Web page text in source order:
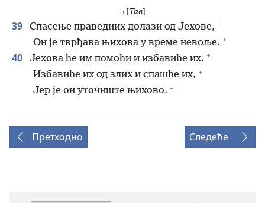
Тав]
39 Спасење праведних долази од Јехове, +
Он је тврђава њихова у време невоље. +
40 Јехова ће им помоћи и избавиће их. +
Избавиће их од злих и спашће их, +
Јер је он уточиште њихово. +
Претходно Следеће